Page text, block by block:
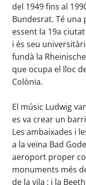
del 1949 fins al
Bundesrat. Té una
essent la 19a
i és seu
fundà la
que ocupa el lloc
Colònia.
El músic Ludwig
es va crear un
Les ambaixades i
a la veïna Bad
aeroport proper
monuments més
de la vila ; i la